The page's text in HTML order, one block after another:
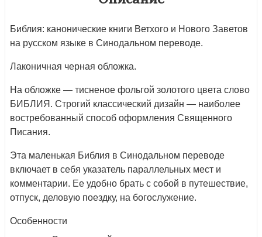
Библия: канонические книги Ветхого и Нового Заветов
на русском языке в Синодальном переводе.
Лаконичная черная обложка.
На обложке — тисненое фольгой золотого цвета слово
БИБЛИЯ. Строгий классический дизайн — наиболее
востребованный способ оформления Священного
Писания.
Эта маленькая Библия в Синодальном переводе
включает в себя указатель параллельных мест и
комментарии. Ее удобно брать с собой в путешествие,
отпуск, деловую поездку, на богослужение.
Особенности